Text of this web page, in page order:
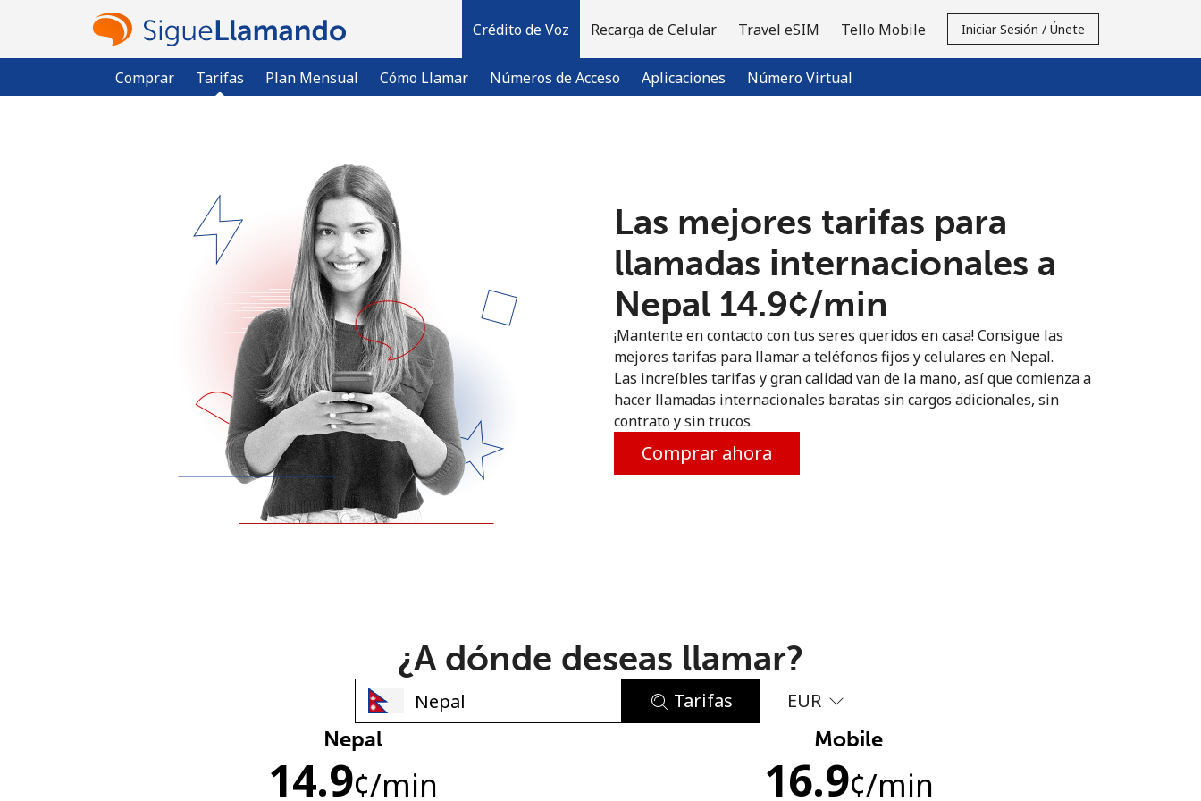
Crédito de Voz
Comprar Tarifas Plan Mensual Cómo Llamar Números de Acceso Aplicaciones Número Virtual
Recarga de Celular Travel eSIM Tello Mobile Iniciar Sesión / Únete
Inicia sesión →
Regístrate con
Una letra mayúscula y una minúscula
Las mejores tarifas para
llamadas internacionales a
Nepal ⁦14.9¢⁩/min
¡Mantente en contacto con tus seres queridos en casa! Consigue las
mejores tarifas para llamar a teléfonos fijos y celulares en Nepal.
Las increíbles tarifas y gran calidad van de la mano, así que comienza a
hacer llamadas internacionales baratas sin cargos adicionales, sin
contrato y sin trucos.
Comprar ahora
¿A dónde deseas llamar?
Tarifas EUR
Nepal
14.9¢/min
Mobile
16.9¢/min